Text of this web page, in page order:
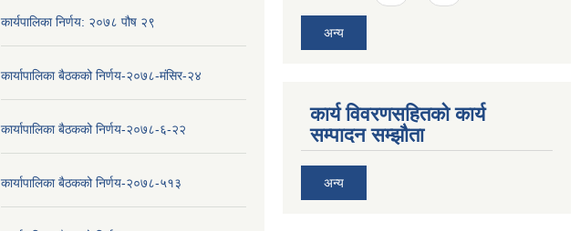
कार्यपालिका निर्णय: २०७८ पौष २९
कार्यापालिका बैठकको निर्णय-२०७८-मंसिर-२४
कार्यापालिका बैठकको निर्णय-२०७८-६-२२
कार्यापालिका बैठकको निर्णय-२०७८-५१३
अन्य
कार्य विवरणसहितको कार्य
सम्पादन सम्झौता
अन्य